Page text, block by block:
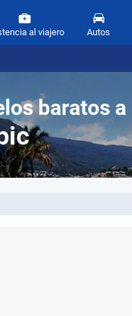
al viajero Autos
baratos a